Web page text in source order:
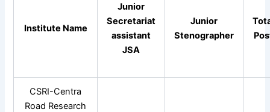
Institute Name
Junior
Secretariat
assistant
JSA
Junior
Stenographer
CSRI-Centra
Road Research